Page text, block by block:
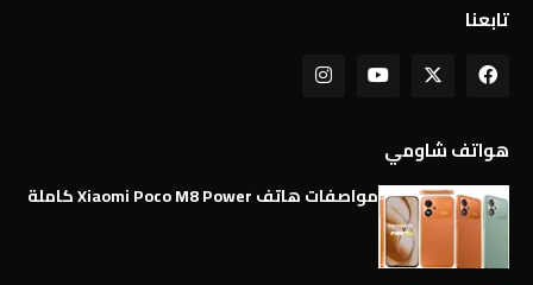
تابعنا
هواتف شاومي
مواصفات هاتف Xiaomi Poco M8 Power كاملة